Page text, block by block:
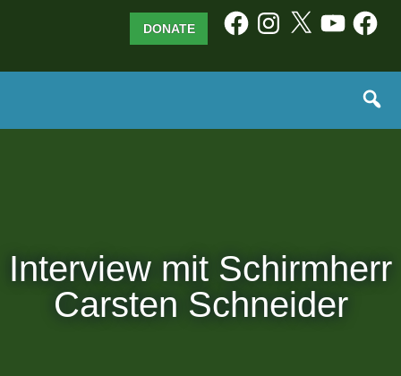
FacebookInstagram
X YouTube
DONATE
Interview mit Schirmherr
Carsten Schneider